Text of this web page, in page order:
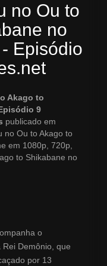
no Ou to
no
Episódio
Akago to
9
publicado em
no Ou to Akago to
em 1080p, 720p,
to Shikabane no
o
Rei Demônio, que
por 13